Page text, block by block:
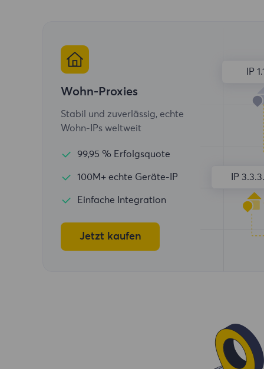
Wohn-Proxies
Stabil und zuverlässig, echte
Wohn-IPs weltweit
99,95 % Erfolgsquote
100M+ echte Geräte-IP
Einfache Integration
Jetzt kaufen
IP
IP